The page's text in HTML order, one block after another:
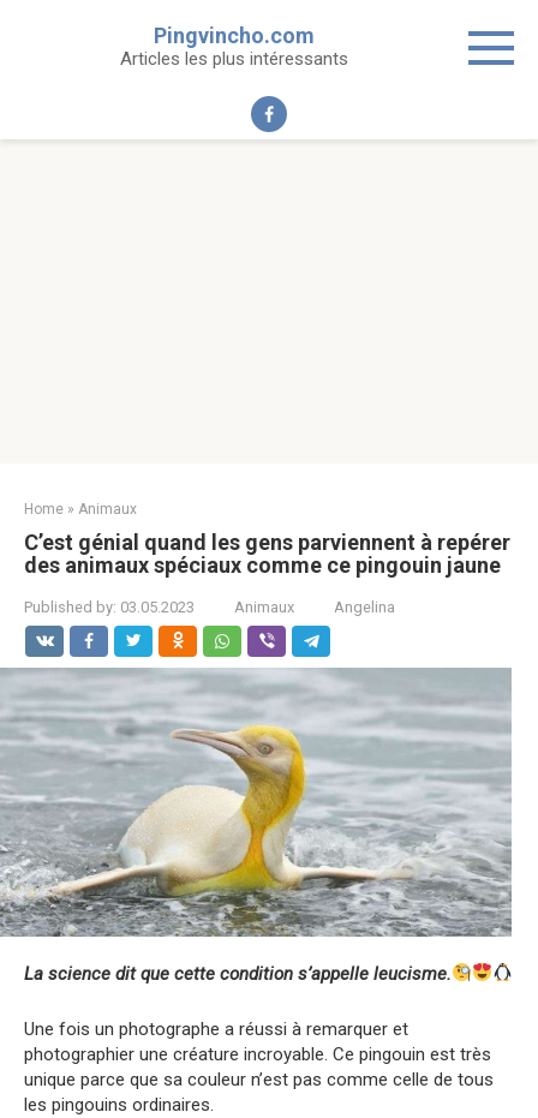
Pingvincho.com
Articles les plus intéressants
Home » Animaux
C’est génial quand les gens parviennent à repérer
des animaux spéciaux comme ce pingouin jaune
Published by: 03.05.2023 Animaux Angelina
La science dit que cette condition s’appelle leucisme.
Une fois un photographe a réussi à remarquer et
photographier une créature incroyable. Ce pingouin est très
unique parce que sa couleur n’est pas comme celle de tous
les pingouins ordinaires.